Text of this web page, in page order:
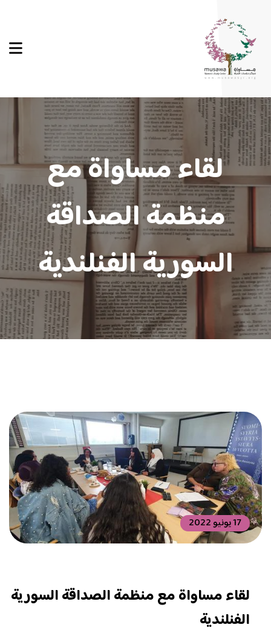
لقاء مساواة مع
منظمة الصداقة
السورية الفنلندية
17 يونيو 2022
لقاء مساواة مع منظمة الصداقة السورية
الفنلندية